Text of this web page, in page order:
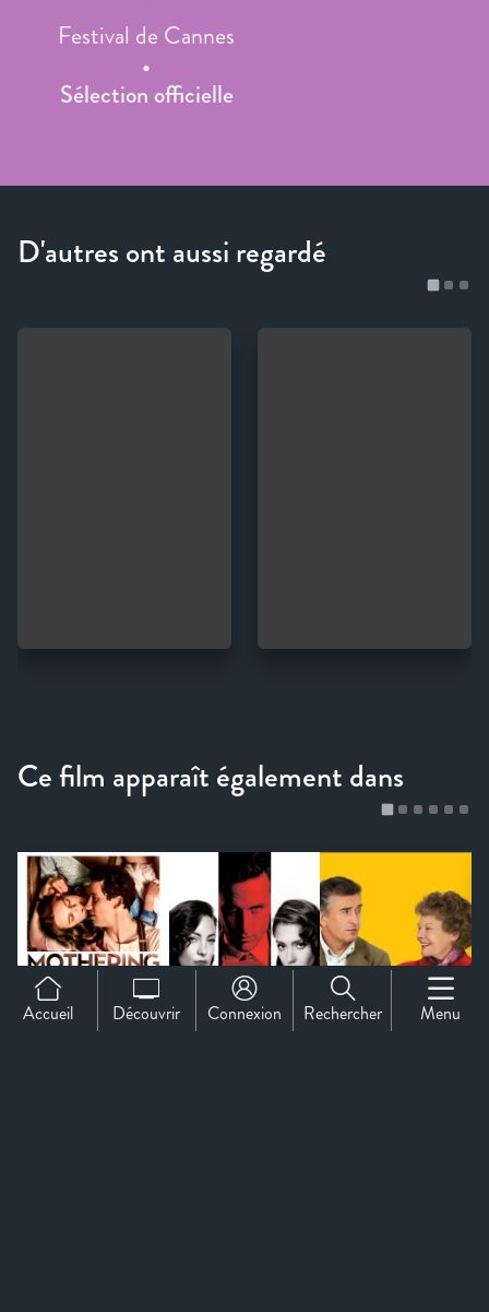
Festival de Cannes
Sélection officielle
Accueil Découvrir Connexion Rechercher Menu